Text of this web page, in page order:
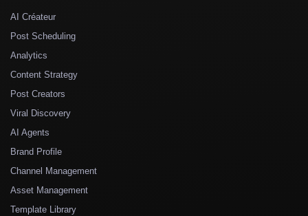
AI Créateur
Post Scheduling
Analytics
Content Strategy
Post Creators
Viral Discovery
AI Agents
Brand Profile
Channel Management
Asset Management
Template Library